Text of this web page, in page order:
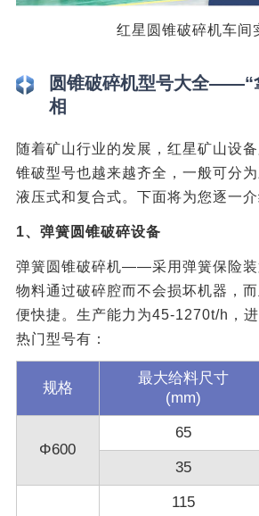
红星圆锥破碎机车间
圆锥破碎机型号大全——“
相
随着矿山行业的发展，红星矿山设
锥破型号也越来越齐全，一般可分为
液压式和复合式。下面将为您逐一介
1、弹簧圆锥破碎设备
弹簧圆锥破碎机——采用弹簧保险装
物料通过破碎腔而不会损坏机器，
便快捷。生产能力为45-1270t/h，
热门型号有：
规格
最大给料尺寸
(mm)
Φ600
65
35
115